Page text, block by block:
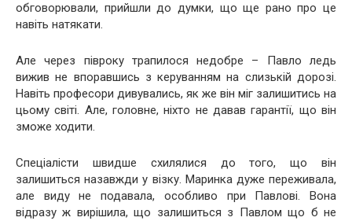
обговорювали, прийшли до думки, що ще рано про це
навіть натякати.
Але через півроку трапилося недобре – Павло ледь
вижив не впоравшись з керуванням на слизькій дорозі.
Навіть професори дивувались, як же він міг залишитись на
цьому світі. Але, головне, ніхто не давав гарантії, що він
зможе ходити.
Спеціалісти швидше схилялися до того, що він
залишиться назавжди у візку. Маринка дуже переживала,
але виду не подавала, особливо при Павлові. Вона
відразу ж вирішила, що залишиться з Павлом що б не